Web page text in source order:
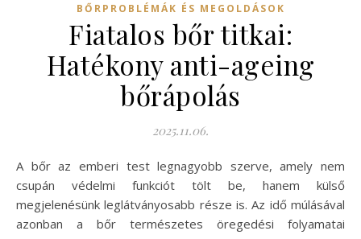
BŐRPROBLÉMÁK ÉS MEGOLDÁSOK
Fiatalos bőr titkai:
Hatékony anti-ageing
bőrápolás
2025.11.06.
A bőr az emberi test legnagyobb szerve, amely nem
csupán védelmi funkciót tölt be, hanem külső
megjelenésünk leglátványosabb része is. Az idő múlásával
azonban a bőr természetes öregedési folyamatai